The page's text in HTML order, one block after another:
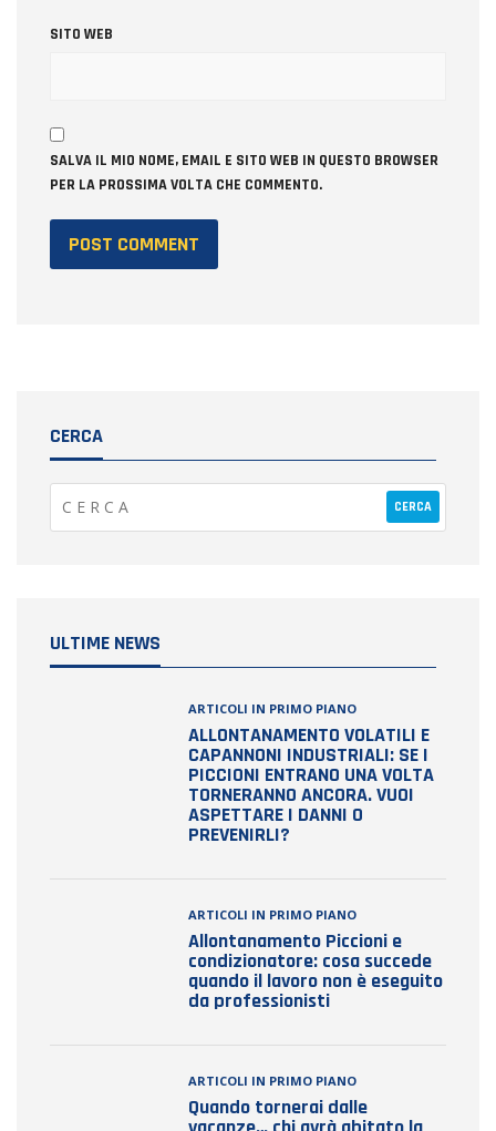
SITO WEB
SALVA IL MIO NOME, EMAIL E SITO WEB IN QUESTO BROWSER
PER LA PROSSIMA VOLTA CHE COMMENTO.
CERCA
ULTIME NEWS
ARTICOLI IN PRIMO PIANO
ALLONTANAMENTO VOLATILI E
CAPANNONI INDUSTRIALI: SE I
PICCIONI ENTRANO UNA VOLTA
TORNERANNO ANCORA. VUOI
ASPETTARE I DANNI O
PREVENIRLI?
ARTICOLI IN PRIMO PIANO
Allontanamento Piccioni e
condizionatore: cosa succede
quando il lavoro non è eseguito
da professionisti
ARTICOLI IN PRIMO PIANO
Quando tornerai dalle